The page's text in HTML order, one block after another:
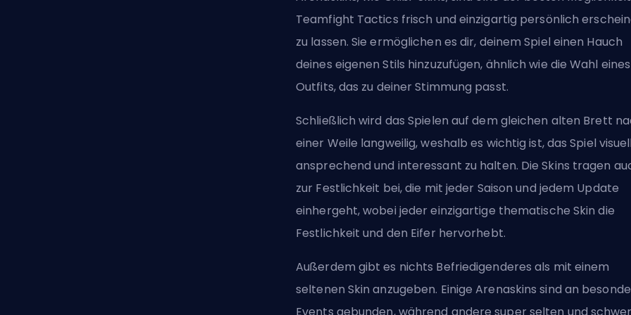
Teamfight Tactics frisch und einzigartig persönlich
zu lassen. Sie ermöglichen es dir, deinem Spiel einen Hauch
deines eigenen Stils hinzuzufügen, ähnlich wie die Wahl eines
Outfits, das zu deiner Stimmung passt.
Schließlich wird das Spielen auf dem gleichen alten Brett
einer Weile langweilig, weshalb es wichtig ist, das Spiel visuell
ansprechend und interessant zu halten. Die Skins tragen
zur Festlichkeit bei, die mit jeder Saison und jedem Update
einhergeht, wobei jeder einzigartige thematische Skin die
Festlichkeit und den Eifer hervorhebt.
Außerdem gibt es nichts Befriedigenderes als mit einem
seltenen Skin anzugeben. Einige Arenaskins sind an